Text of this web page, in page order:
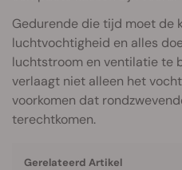
Gedurende die tijd moet de
luchtvochtigheid en alles
luchtstroom en ventilatie te
verlaagt niet alleen het
voorkomen dat
terechtkomen.
Gerelateerd Artikel